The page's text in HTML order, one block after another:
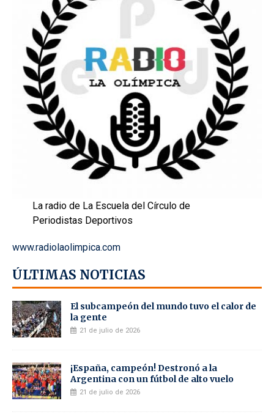
La radio de La Escuela del Círculo de
Periodistas Deportivos
www.radiolaolimpica.com
ÚLTIMAS NOTICIAS
El subcampeón del mundo tuvo el calor de
la gente
21 de julio de 2026
¡España, campeón! Destronó a la
Argentina con un fútbol de alto vuelo
21 de julio de 2026